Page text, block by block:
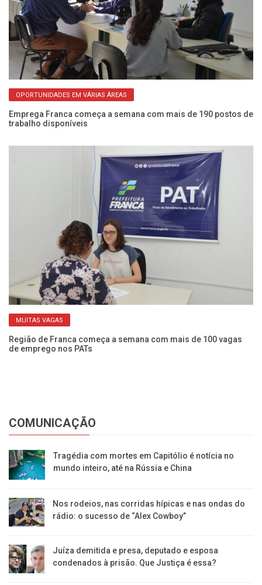
OPORTUNIDADES EM VÁRIAS ÁREAS
Emprega Franca começa a semana com mais de 190 postos de
trabalho disponíveis
MUITAS VAGAS
Região de Franca começa a semana com mais de 100 vagas
de emprego nos PATs
COMUNICAÇÃO
Tragédia com mortes em Capitólio é notícia no
mundo inteiro, até na Rússia e China
Nos rodeios, nas corridas hípicas e nas ondas do
rádio: o sucesso de “Alex Cowboy”
Juíza demitida e presa, deputado e esposa
condenados à prisão. Que Justiça é essa?